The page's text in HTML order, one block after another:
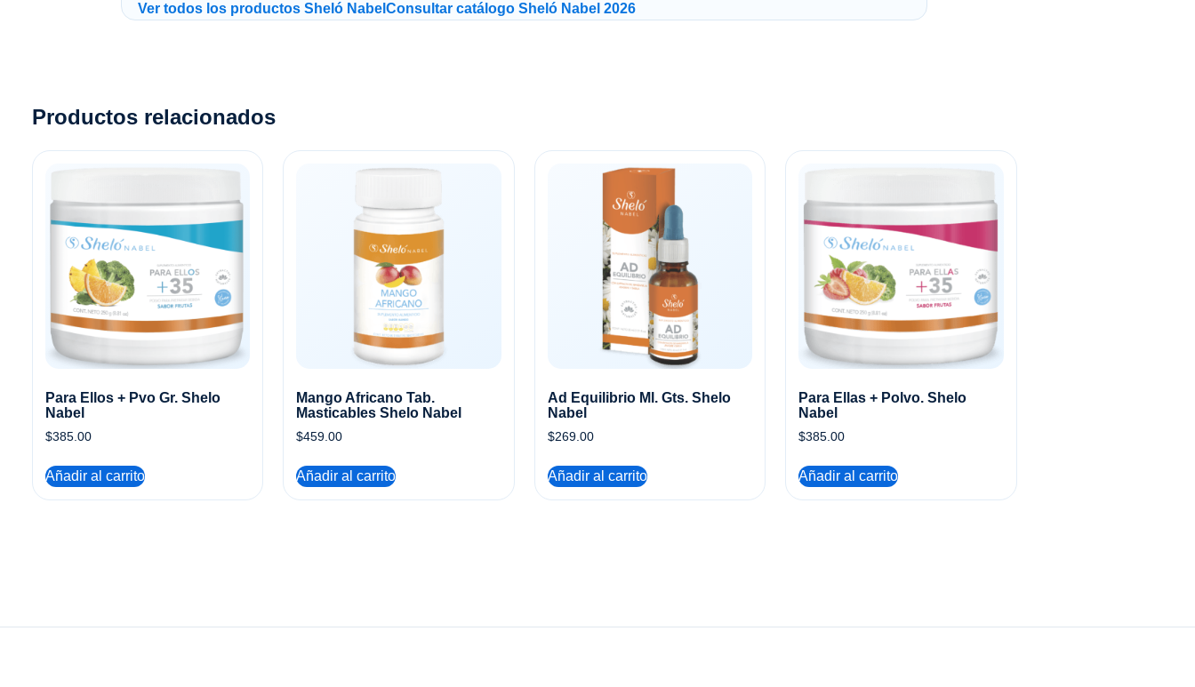
Ver todos los productos Sheló NabelConsultar catálogo Sheló Nabel 2026
Productos relacionados
Para Ellos + Pvo Gr. Shelo
Nabel
$385.00
Añadir al carrito
Mango Africano Tab.
Masticables Shelo Nabel
$459.00
Añadir al carrito
Ad Equilibrio Ml. Gts. Shelo
Nabel
$269.00
Añadir al carrito
Para Ellas + Polvo. Shelo
Nabel
$385.00
Añadir al carrito